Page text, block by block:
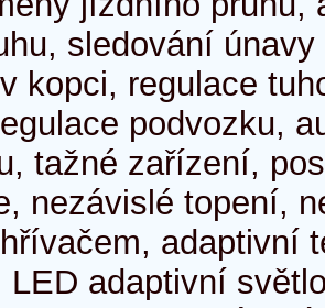
sledování
kopci, regulace
podvozku,
tažné zařízení,
nezávislé topení,
adaptivní
LED adaptivní